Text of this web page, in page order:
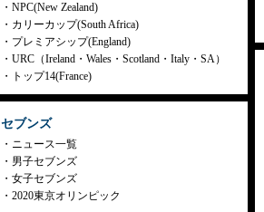
NPC(New Zealand)
カリーカップ(South Africa)
プレミアシップ(England)
URC（Ireland・Wales・Scotland・Italy・SA）
トップ14(France)
セブンズ
ニュース一覧
男子セブンズ
女子セブンズ
2020東京オリンピック